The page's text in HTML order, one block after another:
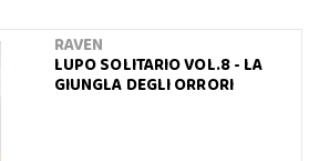
RAVEN
LUPO SOLITARIO VOL.8 - LA
GIUNGLA DEGLI ORRORI